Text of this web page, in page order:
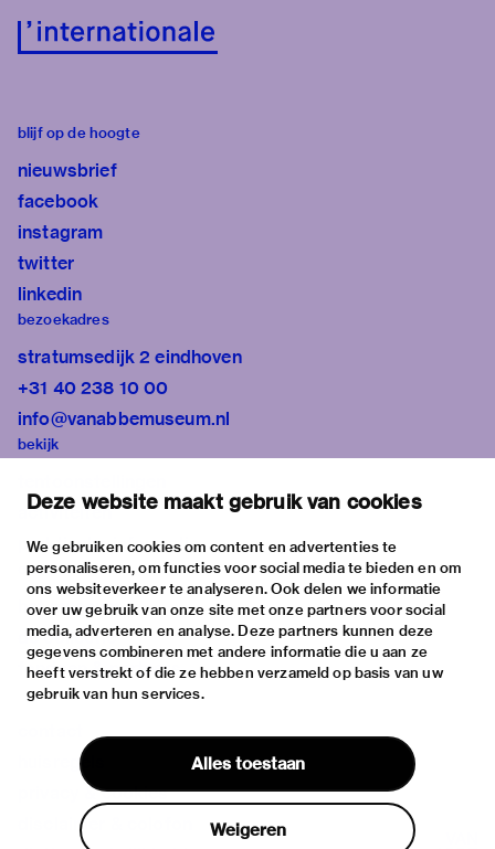
Deze website maakt gebruik van cookies
We gebruiken cookies om content en advertenties te
personaliseren, om functies voor social media te bieden en om
ons websiteverkeer te analyseren. Ook delen we informatie
over uw gebruik van onze site met onze partners voor social
media, adverteren en analyse. Deze partners kunnen deze
gegevens combineren met andere informatie die u aan ze
heeft verstrekt of die ze hebben verzameld op basis van uw
gebruik van hun services.
Alles toestaan
Weigeren
blijf op de hoogte
nieuwsbrief
facebook
instagram
twitter
linkedin
bezoekadres
stratumsedijk 2 eindhoven
+31 40 238 10 00
info@vanabbemuseum.nl
bekijk
activiteiten
praktische informatie
over
het museum
de collectie
fondsen & partners
huisregels
privacy & cookies
disclaimer & colofon